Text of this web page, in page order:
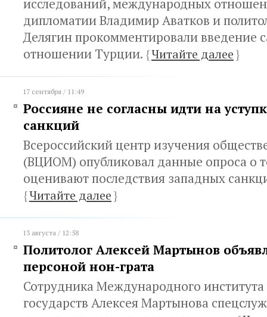
исследований, международных
дипломатии Владимир Аватков и
Делягин прокомментировали введение
отношении Турции. {Читайте далее}
17 сентября / 11:49
Россияне не согласны идти на
санкций
Всероссийский центр изучения
(ВЦИОМ) опубликовал данные опроса о
оценивают последствия западных
{Читайте далее}
13 августа / 12:58
Политолог Алексей Мартынов
персоной нон-грата
Сотрудника Международного
государств Алексея Мартынова